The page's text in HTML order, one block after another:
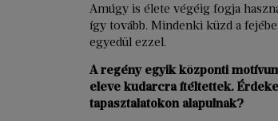
Amúgy is élete végéig fogja
így tovább. Mindenki küzd a
egyedül ezzel.
A regény egyik központi
eleve kudarcra ítéltettek.
tapasztalatokon alapulnak?